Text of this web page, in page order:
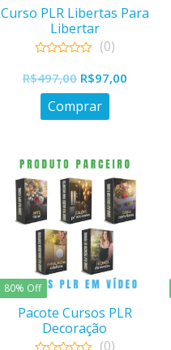
Curso PLR Libertas Para
Libertar
out
of
(0)
R$497,00 O
preço
original
R$97,00O
Comprar
80% Off
Pacote Cursos PLR
Decoração
(0)